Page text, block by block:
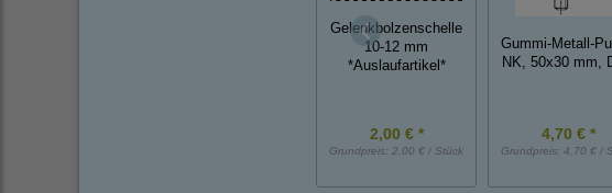
Gelenkbolzenschelle
10-12 mm
*Auslaufartikel*
2,00 € *
Grundpreis: 2,00 € / Stück
Gummi-Metall-
NK, 50x30 mm,
4,70 € *
Grundpreis: 4,70 € /